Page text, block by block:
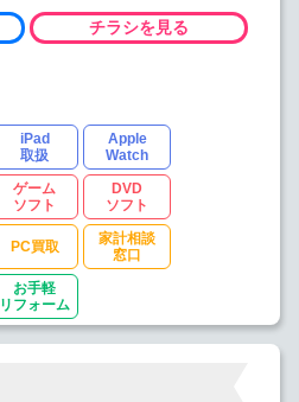
チラシを見る
iPad
取扱
Apple
Watch
ゲーム
ソフト
DVD
ソフト
PC買取
家計相談
窓口
お手軽
リフォーム